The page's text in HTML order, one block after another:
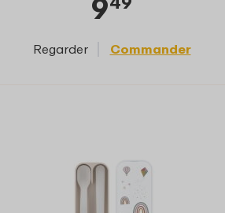
9
Regarder Commander